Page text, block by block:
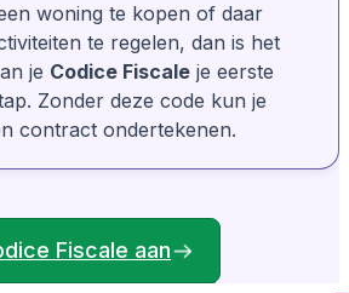
Geverifieerd
Staten
AnchorLess was zeker
altijd klaar om me te
ik er zelf niet uitkwam. Ik
hun professionaliteit en
woning te kopen of daar
te regelen, dan is het
je Codice Fiscale je eerste
Zonder deze code kun je
contract ondertekenen.
Fiscale aan